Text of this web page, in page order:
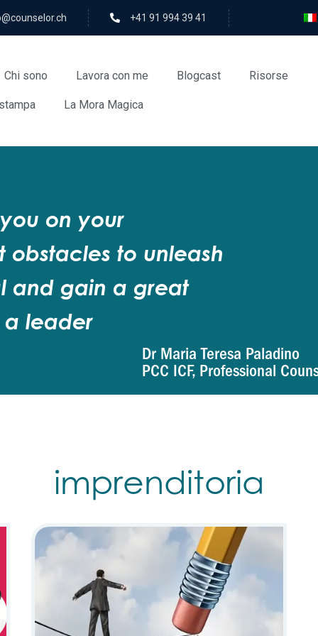
+41 91 994 39 41
Chi sono Lavora con me Blogcast Risorse
La Mora Magica
on your
to unleash
and gain a great
a leader
Dr Maria Teresa Paladino
PCC ICF, Professional
imprenditoria